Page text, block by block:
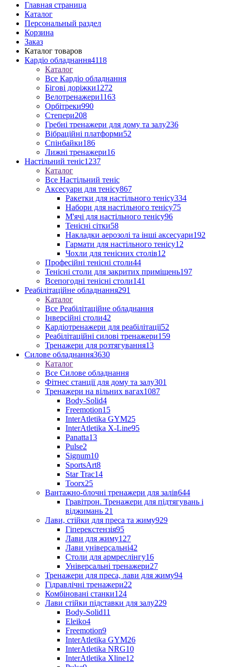
Главная страница
Каталог
Персональный раздел
Корзина
Заказ
Каталог товаров
Кардіо обладнання4118
Каталог
Все Кардіо обладнання
Бігові доріжки1272
Велотренажери1163
Орбітреки990
Степери208
Гребні тренажери для дому та залу236
Вібраційні платформи52
Спінбайки186
Лижні тренажери16
Настільний теніс1237
Каталог
Все Настільний теніс
Аксесуари для тенісу867
Ракетки для настільного тенісу334
Набори для настільного тенісу75
М'ячі для настільного тенісу96
Тенісні сітки58
Накладки аерозолі та інші аксесуари192
Гармати для настільного тенісу12
Чохли для тенісних столів12
Професійні тенісні столи44
Тенісні столи для закритих приміщень197
Всепогодні тенісні столи141
Реабілітаційне обладнання291
Каталог
Все Реабілітаційне обладнання
Інверсійні столи42
Кардіотренажери для реабілітації52
Реабілітаційні силові тренажери159
Тренажери для розтягування13
Силове обладнання3630
Каталог
Все Силове обладнання
Фітнес станції для дому та залу301
Тренажери на вільних вагах1087
Body-Solid4
Freemotion15
InterAtletika GYM25
InterAtletika X-Line95
Panatta13
Pulse2
Signum10
SportsArt8
Star Trac14
Toorx25
Вантажно-блочні тренажери для залів644
Гравітрон. Тренажери для підтягувань і
віджимань 21
Лави, стійки для преса та жиму929
Гіперекстензія95
Лави для жиму127
Лави універсальні42
Столи для армреслінгу16
Універсальні тренажери27
Тренажери для преса, лави для жиму94
Гідравлічні тренажери22
Комбіновані станки124
Лави стійки підставки для залу229
Body-Solid11
Eleiko4
Freemotion9
InterAtletika GYM26
InterAtletika NRG10
InterAtletika Xline12